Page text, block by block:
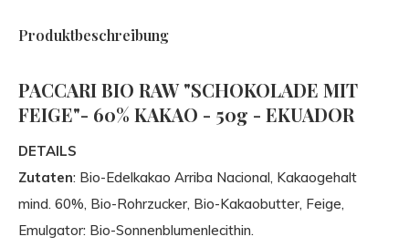
Produktbeschreibung
PACCARI BIO RAW "SCHOKOLADE MIT
FEIGE"- 60% KAKAO - 50g - EKUADOR
DETAILS
Zutaten: Bio-Edelkakao Arriba Nacional, Kakaogehalt
mind. 60%, Bio-Rohrzucker, Bio-Kakaobutter, Feige,
Emulgator: Bio-Sonnenblumenlecithin.